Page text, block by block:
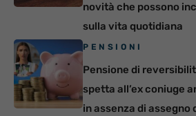
novità che possono
sulla vita quotidiana
PENSIONI
Pensione di
spetta all’ex coniuge
in assenza di assegno